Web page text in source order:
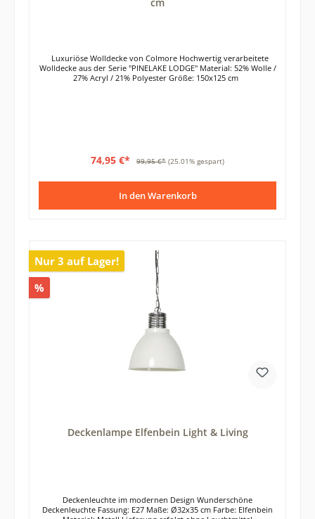
Luxuriöse Wolldecke von Colmore Hochwertig verarbeitete
Wolldecke aus der Serie "PINELAKE LODGE" Material: 52% Wolle /
74,95 €* 99,95 €* (25.01% gespart)
In den Warenkorb
Nur 3 auf Lager!
%
Deckenlampe Elfenbein Light & Living
Deckenleuchte im modernen Design Wunderschöne
Deckenleuchte Fassung: E27 Maße: Ø32x35 cm Farbe: Elfenbein